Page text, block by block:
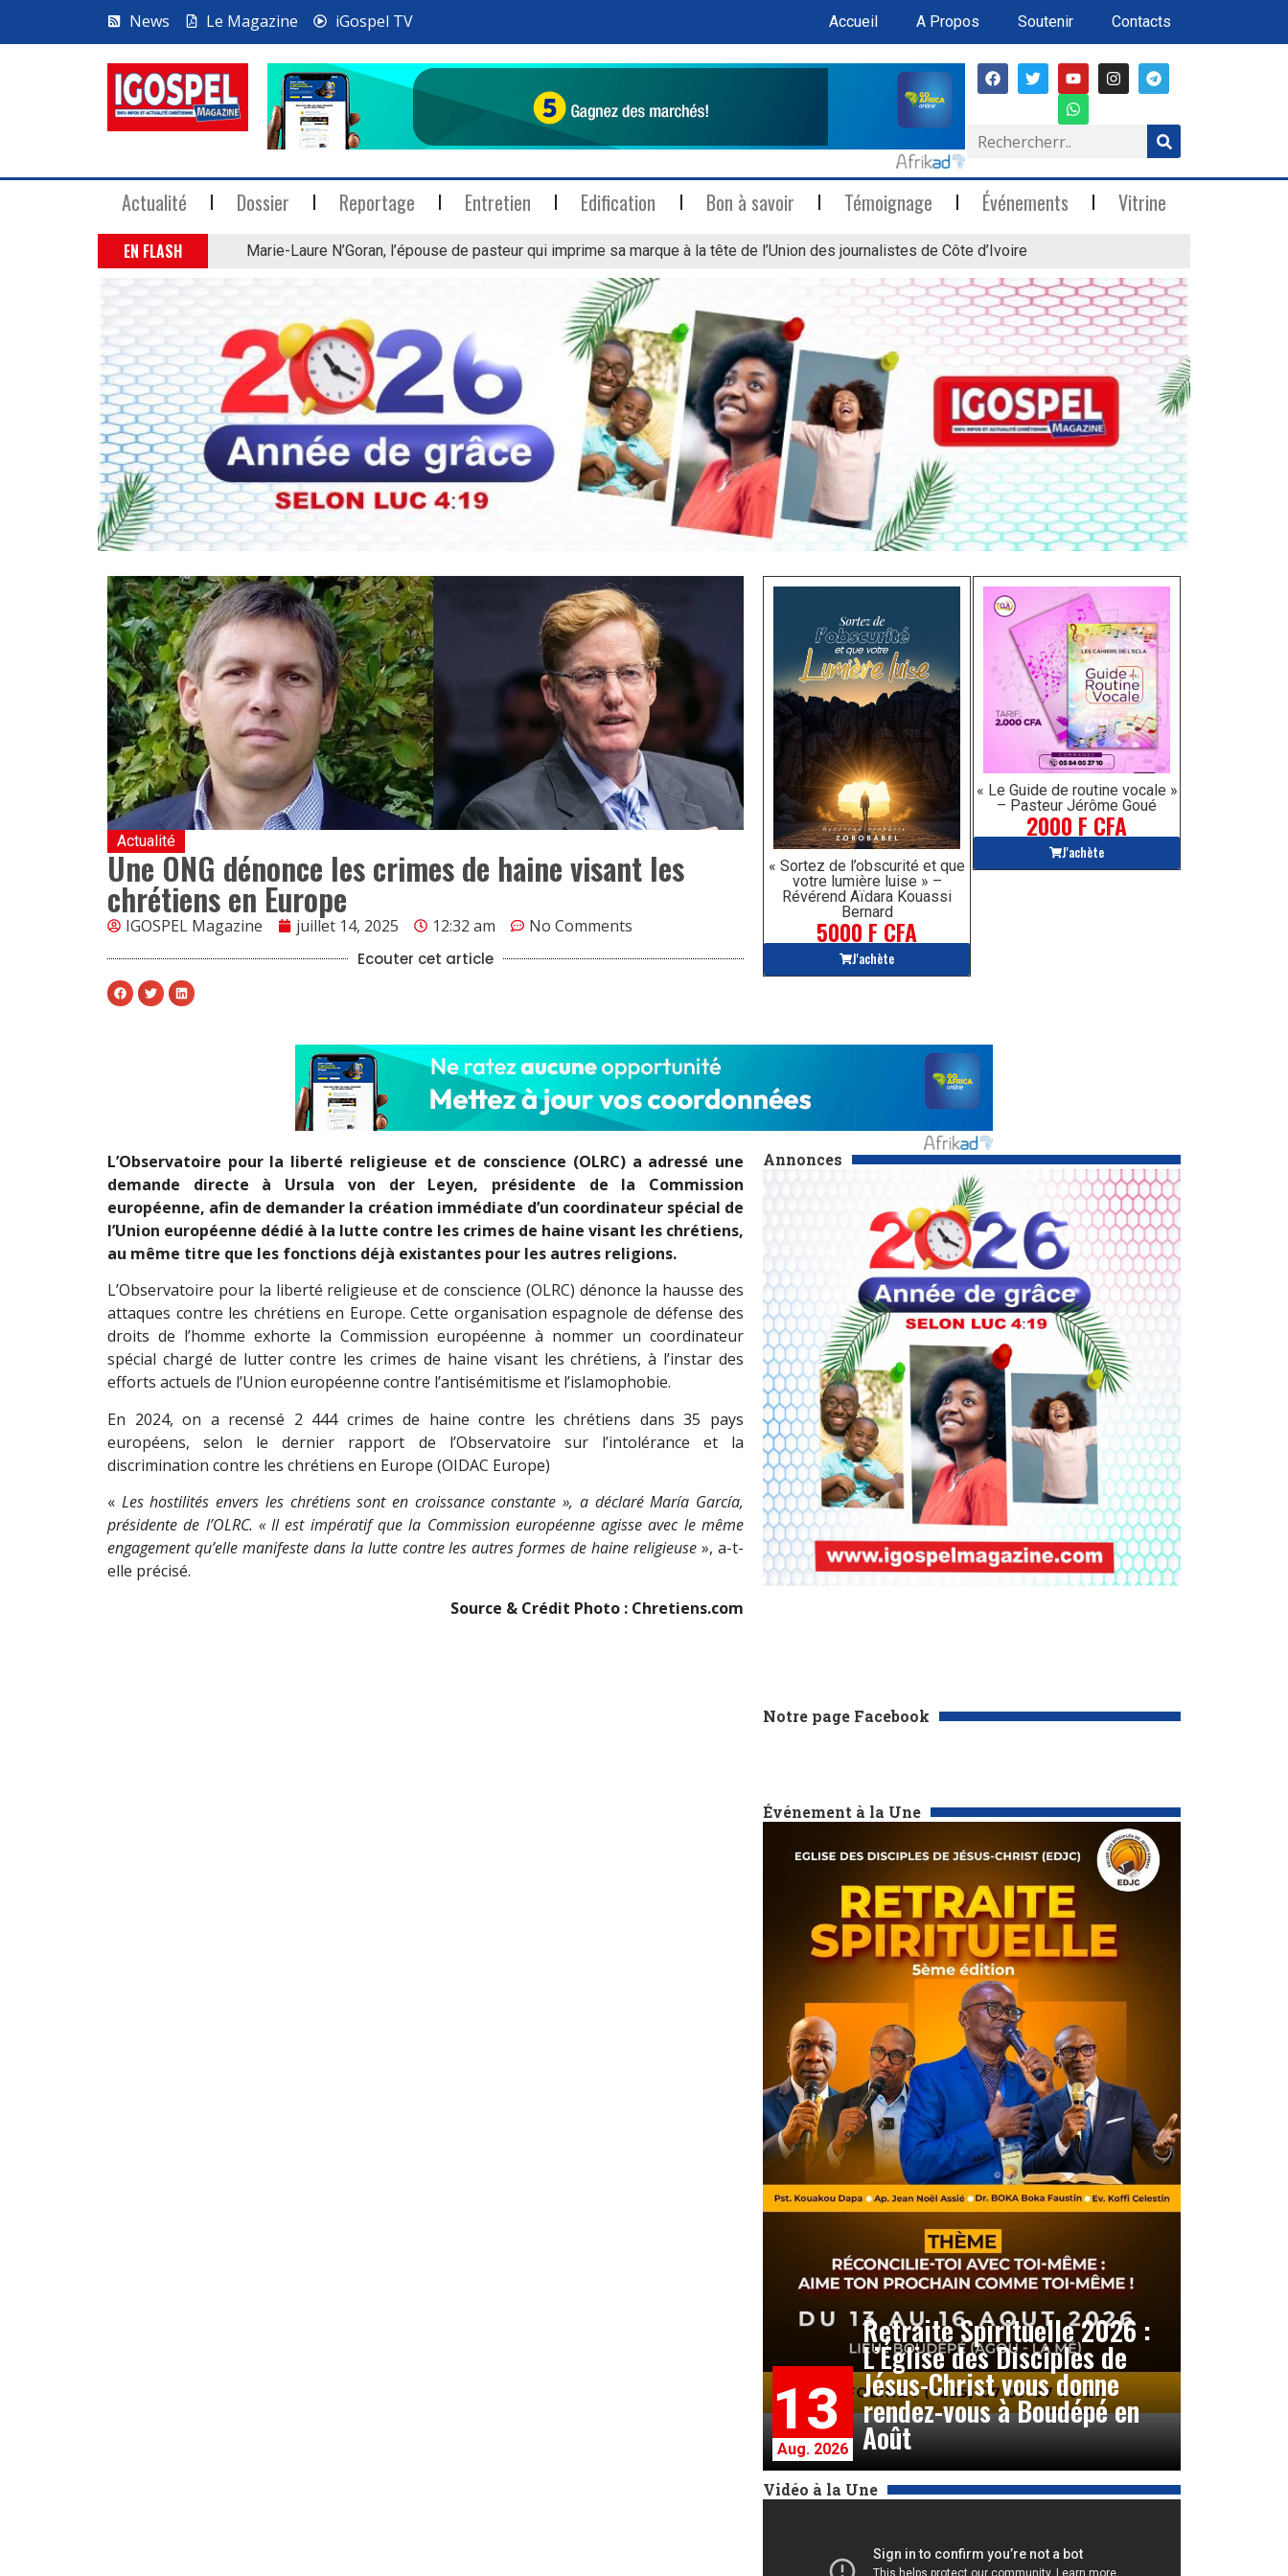
News Le Magazine iGospel TV Accueil A Propos Soutenir Contacts
Actualité Dossier Reportage Entretien Edification Bon à savoir Témoignage Événements Vitrine
EN FLASH Marie-Laure N’Goran, l’épouse de pasteur qui imprime sa marque à la tête de l’Union des journalistes de Côte d’Ivoire
« Sortez de l’obscurité et que
votre lumière luise » –
Révérend Aïdara Kouassi
Bernard
5000 F CFA
J'achète
« Le Guide de routine vocale »
– Pasteur Jérôme Goué
2000 F CFA
J'achète
Actualité
Une ONG dénonce les crimes de haine visant les
chrétiens en Europe
IGOSPEL Magazine juillet 14, 2025 12:32 am No Comments
Ecouter cet article
Annonces
Notre page Facebook
Événement à la Une
13
Aug. 2026
Retraite Spirituelle 2026 :
L’Église des Disciples de
Jésus-Christ vous donne
rendez-vous à Boudépé en
Août
Vidéo à la Une
L’Observatoire pour la liberté religieuse et de conscience (OLRC) a adressé une
demande directe à Ursula von der Leyen, présidente de la Commission
européenne, afin de demander la création immédiate d’un coordinateur spécial de
l’Union européenne dédié à la lutte contre les crimes de haine visant les chrétiens,
au même titre que les fonctions déjà existantes pour les autres religions.
L’Observatoire pour la liberté religieuse et de conscience (OLRC) dénonce la hausse des
attaques contre les chrétiens en Europe. Cette organisation espagnole de défense des
droits de l’homme exhorte la Commission européenne à nommer un coordinateur
spécial chargé de lutter contre les crimes de haine visant les chrétiens, à l’instar des
efforts actuels de l’Union européenne contre l’antisémitisme et l’islamophobie.
En 2024, on a recensé 2 444 crimes de haine contre les chrétiens dans 35 pays
européens, selon le dernier rapport de l’Observatoire sur l’intolérance et la
discrimination contre les chrétiens en Europe (OIDAC Europe)
« Les hostilités envers les chrétiens sont en croissance constante », a déclaré María García,
présidente de l’OLRC. « Il est impératif que la Commission européenne agisse avec le même
engagement qu’elle manifeste dans la lutte contre les autres formes de haine religieuse », a-t-
elle précisé.
Source & Crédit Photo : Chretiens.com